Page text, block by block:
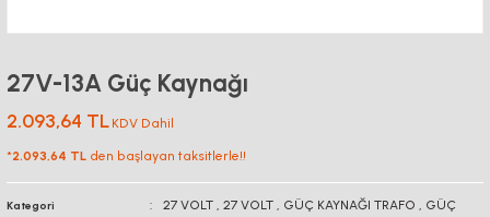
27V-13A Güç Kaynağı
2.093,64 TL KDV Dahil
*2.093,64 TL den başlayan taksitlerle!!
Kategori 27 VOLT , 27 VOLT , GÜÇ KAYNAĞI TRAFO , GÜÇ